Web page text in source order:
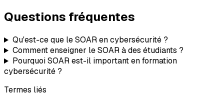
Questions fréquentes
Qu'est-ce que le SOAR en cybersécurité ?
Comment enseigner le SOAR à des étudiants ?
Pourquoi SOAR est-il important en formation
cybersécurité ?
Termes liés